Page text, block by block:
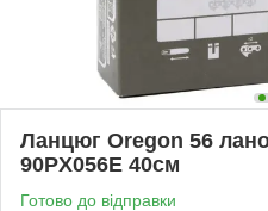
Ланцюг Oregon 56
90PX056E 40см
Готово до відправки